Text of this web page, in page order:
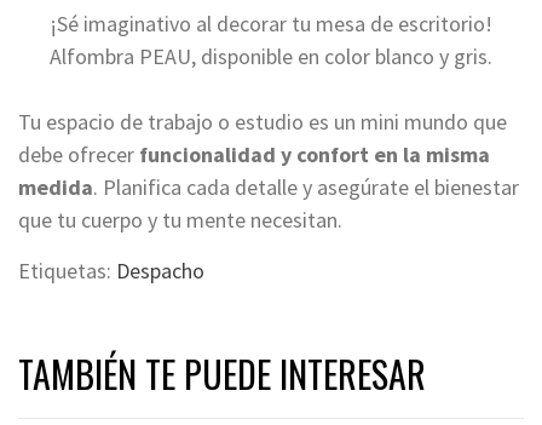
¡Sé imaginativo al decorar tu mesa de escritorio!
Alfombra PEAU, disponible en color blanco y gris.
Tu espacio de trabajo o estudio es un mini mundo que
debe ofrecer funcionalidad y confort en la misma
medida. Planifica cada detalle y asegúrate el bienestar
que tu cuerpo y tu mente necesitan.
Etiquetas: Despacho
TAMBIÉN TE PUEDE INTERESAR